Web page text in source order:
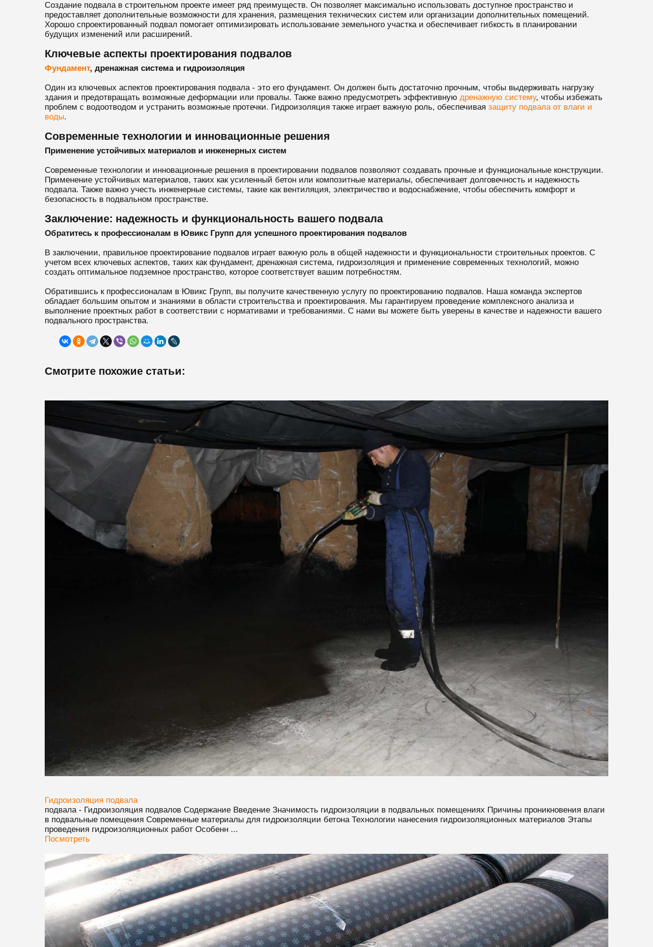
Создание подвала в строительном проекте имеет ряд преимуществ. Он позволяет максимально использовать доступное пространство и
предоставляет дополнительные возможности для хранения, размещения технических систем или организации дополнительных помещений.
Хорошо спроектированный подвал помогает оптимизировать использование земельного участка и обеспечивает гибкость в планировании
будущих изменений или расширений.
Ключевые аспекты проектирования подвалов
Фундамент, дренажная система и гидроизоляция
Один из ключевых аспектов проектирования подвала - это его фундамент. Он должен быть достаточно прочным, чтобы выдерживать нагрузку
здания и предотвращать возможные деформации или провалы. Также важно предусмотреть эффективную дренажную систему, чтобы избежать
проблем с водоотводом и устранить возможные протечки. Гидроизоляция также играет важную роль, обеспечивая защиту подвала от влаги и
воды.
Современные технологии и инновационные решения
Применение устойчивых материалов и инженерных систем
Современные технологии и инновационные решения в проектировании подвалов позволяют создавать прочные и функциональные конструкции.
Применение устойчивых материалов, таких как усиленный бетон или композитные материалы, обеспечивает долговечность и надежность
подвала. Также важно учесть инженерные системы, такие как вентиляция, электричество и водоснабжение, чтобы обеспечить комфорт и
безопасность в подвальном пространстве.
Заключение: надежность и функциональность вашего подвала
Обратитесь к профессионалам в Ювикс Групп для успешного проектирования подвалов
В заключении, правильное проектирование подвалов играет важную роль в общей надежности и функциональности строительных проектов. С
учетом всех ключевых аспектов, таких как фундамент, дренажная система, гидроизоляция и применение современных технологий, можно
создать оптимальное подземное пространство, которое соответствует вашим потребностям.
Обратившись к профессионалам в Ювикс Групп, вы получите качественную услугу по проектированию подвалов. Наша команда экспертов
обладает большим опытом и знаниями в области строительства и проектирования. Мы гарантируем проведение комплексного анализа и
выполнение проектных работ в соответствии с нормативами и требованиями. С нами вы можете быть уверены в качестве и надежности вашего
подвального пространства.
Смотрите похожие статьи:
Гидроизоляция подвала
подвала - Гидроизоляция подвалов Содержание Введение Значимость гидроизоляции в подвальных помещениях Причины проникновения влаги
в подвальные помещения Современные материалы для гидроизоляции бетона Технологии нанесения гидроизоляционных материалов Этапы
проведения гидроизоляционных работ Особенн ...
Посмотреть